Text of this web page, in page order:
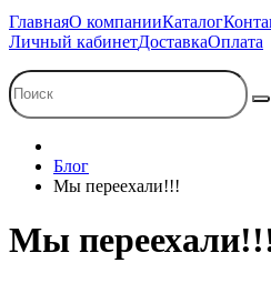
ГлавнаяО компанииКаталог
Личный кабинетДоставкаОплата
Блог
Мы переехали!!!
Мы